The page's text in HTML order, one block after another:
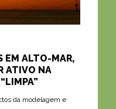
EM ALTO-MAR,
ATIVO NA
da modelagem e